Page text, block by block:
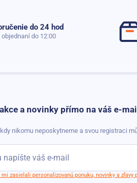
do 24 hod
objednaní do 12:00
a novinky přímo na váš e-
nikomu neposkytneme a svou registraci
mi zasielali personalizovanú ponuku, novinky a zľavy